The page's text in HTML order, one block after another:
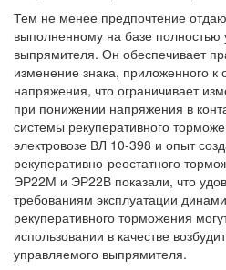
Тем не менее предпочтение
выполненному на базе полностью
выпрямителя. Он обеспечивает
изменение знака, приложенного к
напряжения, что ограничивает
при понижении напряжения в
системы рекуперативного
электровозе ВЛ 10-398 и опыт
рекуперативно-реостатного
ЭР22М и ЭР22В показали, что
требованиям эксплуатации
рекуперативного торможения
использовании в качестве
управляемого выпрямителя.